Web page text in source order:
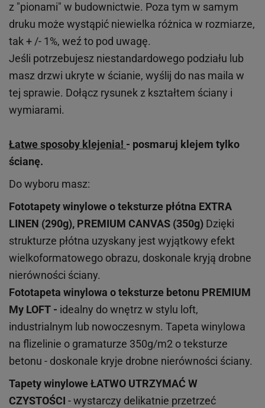
z "pionami" w budownictwie. Poza tym w samym
druku może wystąpić niewielka różnica w rozmiarze,
tak + /- 1%, weź to pod uwagę.
Jeśli potrzebujesz niestandardowego podziału lub
masz drzwi ukryte w ścianie, wyślij do nas maila w
tej sprawie. Dołącz rysunek z kształtem ściany i
wymiarami.
Łatwe sposoby klejenia! - posmaruj klejem tylko
ścianę.
Do wyboru masz:
Fototapety winylowe oteksturze płótna EXTRA
LINEN (290g), PREMIUM CANVAS (350g) Dzięki
strukturze płótna uzyskany jest wyjątkowy efekt
wielkoformatowego obrazu, doskonale kryją drobne
nierówności ściany.
Fototapeta winylowa oteksturze betonu PREMIUM
My LOFT - idealny do wnętrz w stylu loft,
industrialnym lub nowoczesnym. Tapeta winylowa
na flizelinie o gramaturze 350g/m2 o teksturze
betonu - doskonale kryje drobne nierówności ściany.
Tapety winyloweŁATWO UTRZYMAĆ W
CZYSTOŚCI - wystarczy delikatnie przetrzeć